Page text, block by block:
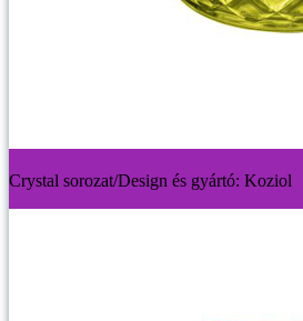
Crystal sorozat/Design és gyártó: Koziol